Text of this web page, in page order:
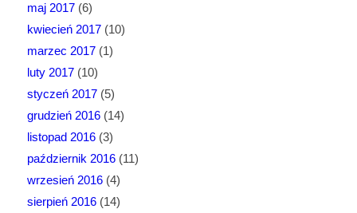
maj 2017(6)
kwiecień 2017(10)
marzec 2017(1)
luty 2017(10)
styczeń 2017(5)
grudzień 2016(14)
listopad 2016(3)
październik 2016(11)
wrzesień 2016(4)
sierpień 2016(14)